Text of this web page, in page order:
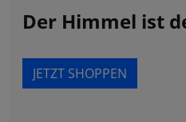
Der Himmel ist
JETZT SHOPPEN